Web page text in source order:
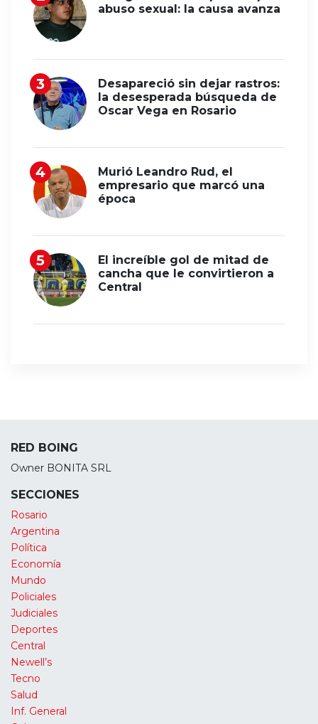
abuso sexual: la causa avanza
Desapareció sin dejar rastros:
la desesperada búsqueda de
Oscar Vega en Rosario
Murió Leandro Rud, el
empresario que marcó una
época
El increíble gol de mitad de
cancha que le convirtieron a
Central
RED BOING
Owner BONITA SRL
SECCIONES
Rosario
Argentina
Política
Economía
Mundo
Policiales
Judiciales
Deportes
Central
Newell’s
Tecno
Salud
Inf. General